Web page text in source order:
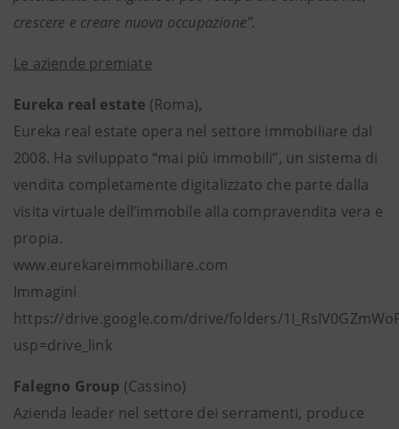
crescere e creare nuova occupazione”.
Le aziende premiate
Eureka real estate (Roma),
Eureka real estate opera nel settore immobiliare dal
2008. Ha sviluppato “mai più immobili”, un sistema di
vendita completamente digitalizzato che parte dalla
visita virtuale dell’immobile alla compravendita vera e
propia.
www.eurekareimmobiliare.com
Immagini
https://drive.google.com/drive/folders/
usp=drive_link
Falegno Group (Cassino)
Azienda leader nel settore dei serramenti, produce